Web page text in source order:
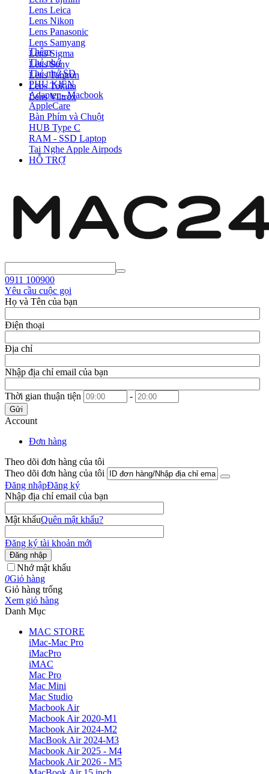
Lens Leica
Lens Nikon
Lens Panasonic
Lens Samyang
Lens Sigma
Lens Sony
Lens Tamron
Lens Tokina
Lens Viltrox
Thêm
Thẻ nhớ
Thẻ nhớ SD
PHỤ KIỆN
Adapter - Macbook
AppleCare
Bàn Phím và Chuột
HUB Type C
RAM - SSD Laptop
Tai Nghe Apple Airpods
HỖ TRỢ
0911 100900
Yêu cầu cuộc gọi
Họ và Tên của bạn
Điện thoại
Địa chỉ
Nhập địa chỉ email của bạn
Thời gian thuận tiện -
Gửi
Account
Đơn hàng
Theo dõi đơn hàng của tôi
Theo dõi đơn hàng của tôi
Đăng nhậpĐăng ký
Nhập địa chỉ email của bạn
Mật khẩuQuên mật khẩu?
Đăng ký tài khoản mới
Đăng nhập
Nhớ mật khẩu
0Giỏ hàng
Giỏ hàng trống
Xem giỏ hàng
Danh Mục
MAC STORE
iMac-Mac Pro
iMacPro
iMAC
Mac Pro
Mac Mini
Mac Studio
Macbook Air
Macbook Air 2020-M1
Macbook Air 2024-M2
MacBook Air 2024-M3
Macbook Air 2025 - M4
Macbook Air 2026 - M5